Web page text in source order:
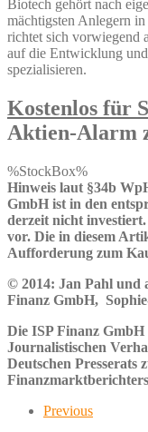
Biotech gehört nach
mächtigsten Anlegern
richtet sich vorwiegend
auf die Entwicklung
spezialisieren.
Kostenlos für
Aktien-Alarm
%StockBox%
Hinweis laut §34b
GmbH ist in den
derzeit nicht
vor. Die in diesem
Aufforderung zum
© 2014: Jan Pahl und
Finanz GmbH,
Die ISP Finanz
Journalistischen
Deutschen Presserats
Previous